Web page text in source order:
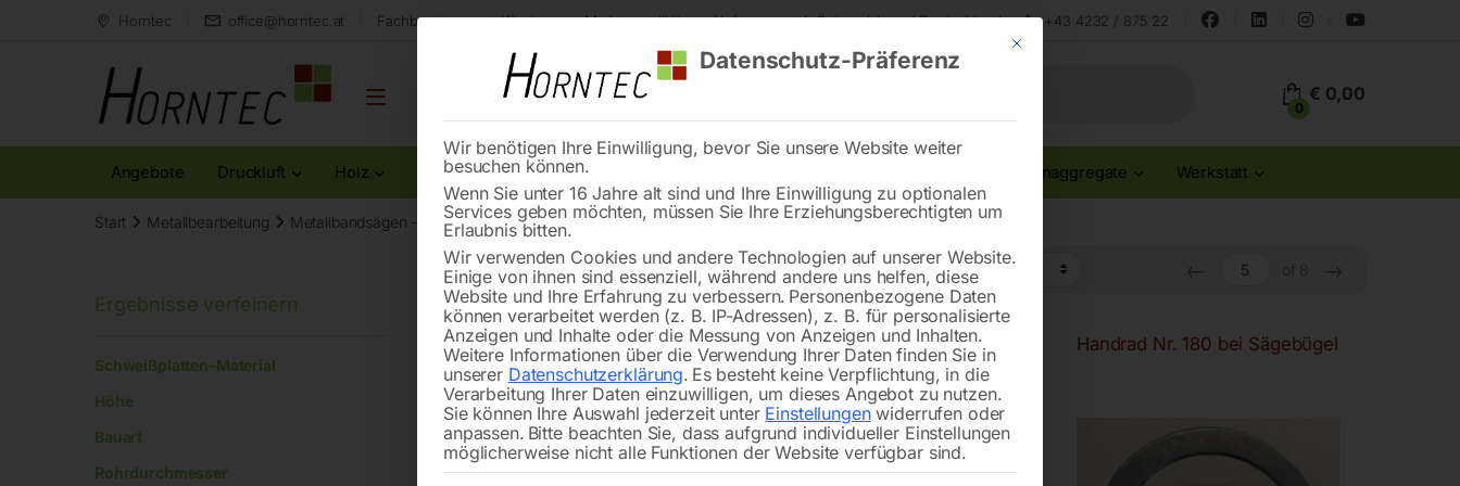
Horntec office@horntec.at Fachberatung aus Kärnten Markenqualität Lieferung nach Österreich und Deutschland +43 4232 / 875 22
0
€ 0,00
Angebote Druckluft Holz Metall Reinigung Stromaggregate Werkstatt
Start Metallbearbeitung Metallbandsägen - Zubehör Seite 5
← of 8 →
Hauptschalter Nr. 72 Handrad Handrad Nr. 180 bei Sägebügel
Schweißplatten-Material
Höhe
Bauart
Rohrdurchmesser
Mit diesem Button wird der Dialog geschlossen. Seine Funktionalität ist
Datenschutz-Präferenz
Wir benötigen Ihre Einwilligung, bevor Sie unsere Website weiter
besuchen können.
Wenn Sie unter 16 Jahre alt sind und Ihre Einwilligung zu optionalen
Services geben möchten, müssen Sie Ihre Erziehungsberechtigten um
Erlaubnis bitten.
Wir verwenden Cookies und andere Technologien auf unserer Website.
Einige von ihnen sind essenziell, während andere uns helfen, diese
Website und Ihre Erfahrung zu verbessern. Personenbezogene Daten
können verarbeitet werden (z. B. IP-Adressen), z. B. für personalisierte
Anzeigen und Inhalte oder die Messung von Anzeigen und Inhalten.
Weitere Informationen über die Verwendung Ihrer Daten finden Sie in
unserer Datenschutzerklärung. Es besteht keine Verpflichtung, in die
Verarbeitung Ihrer Daten einzuwilligen, um dieses Angebot zu nutzen.
Sie können Ihre Auswahl jederzeit unter Einstellungenwiderrufen oder
anpassen. Bitte beachten Sie, dass aufgrund individueller Einstellungen
möglicherweise nicht alle Funktionen der Website verfügbar sind.